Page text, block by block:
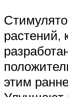
растений,
этим